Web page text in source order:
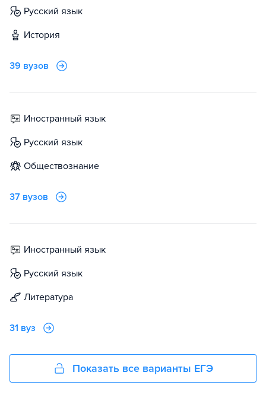
русский язык
история
39 вузов
иностранный язык
русский язык
обществознание
37 вузов
иностранный язык
русский язык
литература
31 вуз
Показать все варианты ЕГЭ